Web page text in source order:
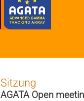
Sitzung
AGATA Open